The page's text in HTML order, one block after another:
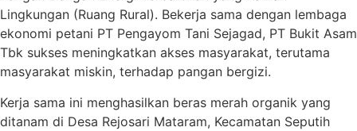
Lingkungan (Ruang Rural). Bekerja sama dengan lembaga
ekonomi petani PT Pengayom Tani Sejagad, PT Bukit Asam
Tbk sukses meningkatkan akses masyarakat, terutama
masyarakat miskin, terhadap pangan bergizi.
Kerja sama ini menghasilkan beras merah organik yang
ditanam di Desa Rejosari Mataram, Kecamatan Seputih